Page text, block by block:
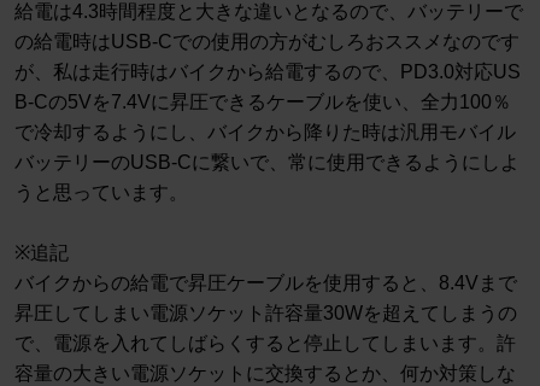
給電は4.3時間程度と大きな違いとなるので、バッテリーで
の給電時はUSB-Cでの使用の方がむしろおススメなのです
が、私は走行時はバイクから給電するので、PD3.0対応US
B-Cの5Vを7.4Vに昇圧できるケーブルを使い、全力100％
で冷却するようにし、バイクから降りた時は汎用モバイル
バッテリーのUSB-Cに繋いで、常に使用できるようにしよ
うと思っています。
※追記
バイクからの給電で昇圧ケーブルを使用すると、8.4Vまで
昇圧してしまい電源ソケット許容量30Wを超えてしまうの
で、電源を入れてしばらくすると停止してしまいます。許
容量の大きい電源ソケットに交換するとか、何か対策しな